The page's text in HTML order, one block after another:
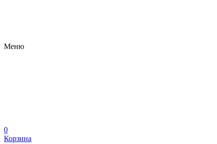
Меню
0
Корзина